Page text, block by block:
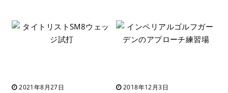
2021年8月27日 2018年12月3日